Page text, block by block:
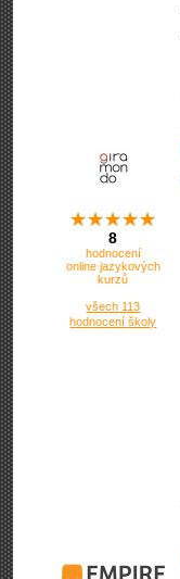
8
hodnocení
online jazykových
kurzů
všech 113
hodnocení školy